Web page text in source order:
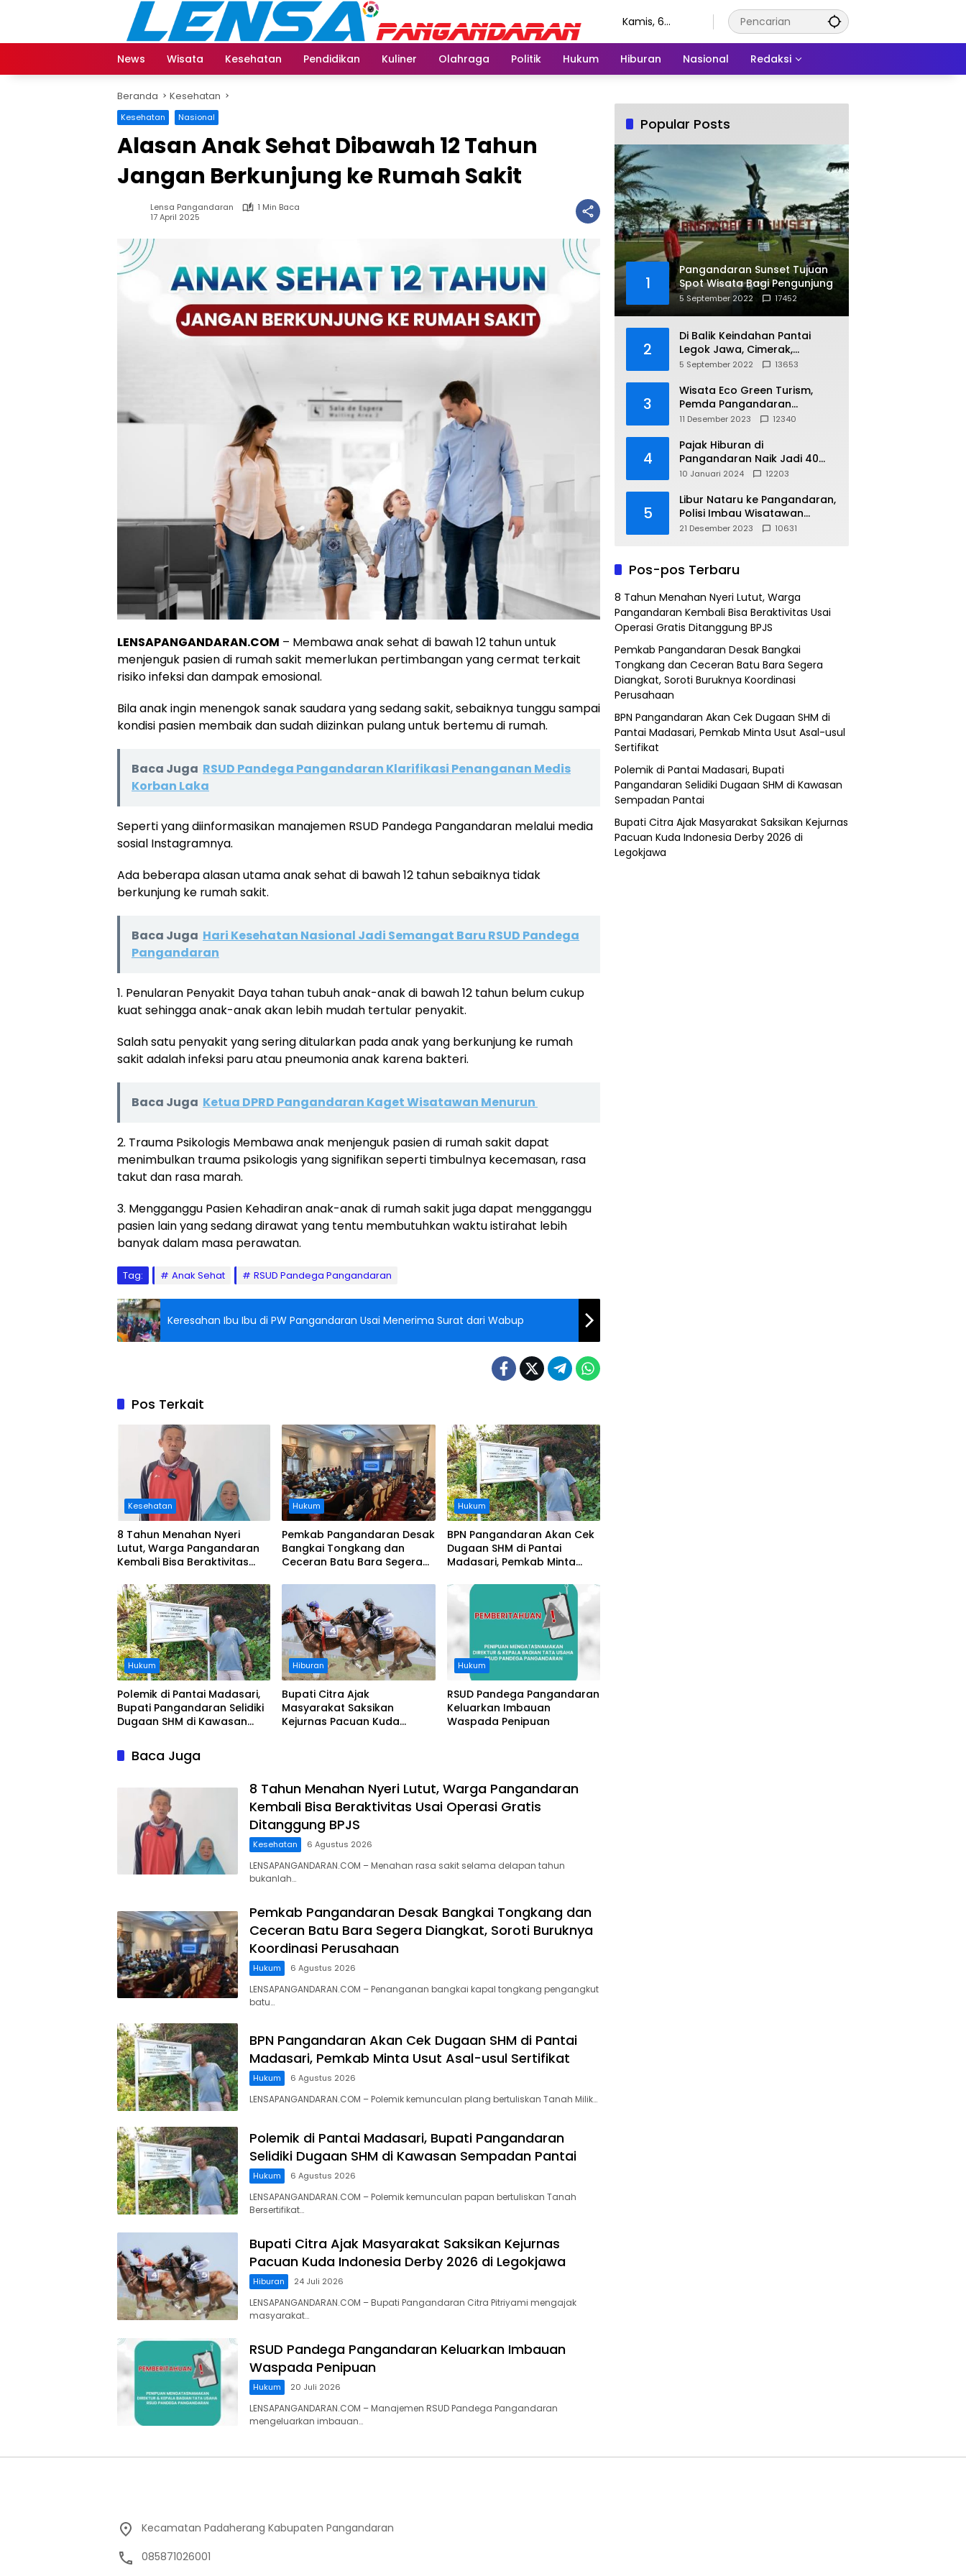
Kamis, 6
News
Wisata Kesehatan Pendidikan Kuliner Olahraga Politik Hukum Hiburan Nasional Redaksi
Beranda Kesehatan
Kesehatan Nasional
Alasan Anak Sehat Dibawah 12 Tahun
Jangan Berkunjung ke Rumah Sakit
Lensa Pangandaran
1 Min Baca
17 April 2025
LENSAPANGANDARAN.COM – Membawa anak sehat di bawah 12 tahun untuk
menjenguk pasien di rumah sakit memerlukan pertimbangan yang cermat terkait
risiko infeksi dan dampak emosional.
Bila anak ingin menengok sanak saudara yang sedang sakit, sebaiknya tunggu sampai
kondisi pasien membaik dan sudah diizinkan pulang untuk bertemu di rumah.
Baca Juga RSUD Pandega Pangandaran Klarifikasi Penanganan Medis
Korban Laka
Seperti yang diinformasikan manajemen RSUD Pandega Pangandaran melalui media
sosial Instagramnya.
Ada beberapa alasan utama anak sehat di bawah 12 tahun sebaiknya tidak
berkunjung ke rumah sakit.
Baca Juga Hari Kesehatan Nasional Jadi Semangat Baru RSUD Pandega
Pangandaran
1. Penularan Penyakit Daya tahan tubuh anak-anak di bawah 12 tahun belum cukup
kuat sehingga anak-anak akan lebih mudah tertular penyakit.
Salah satu penyakit yang sering ditularkan pada anak yang berkunjung ke rumah
sakit adalah infeksi paru atau pneumonia anak karena bakteri.
Baca Juga Ketua DPRD Pangandaran Kaget Wisatawan Menurun
2. Trauma Psikologis Membawa anak menjenguk pasien di rumah sakit dapat
menimbulkan trauma psikologis yang signifikan seperti timbulnya kecemasan, rasa
takut dan rasa marah.
3. Mengganggu Pasien Kehadiran anak-anak di rumah sakit juga dapat mengganggu
pasien lain yang sedang dirawat yang tentu membutuhkan waktu istirahat lebih
banyak dalam masa perawatan.
Tag: Anak Sehat RSUD Pandega Pangandaran
Keresahan Ibu Ibu di PW Pangandaran Usai Menerima Surat dari Wabup
Pos Terkait
Kesehatan
8 Tahun Menahan Nyeri
Lutut, Warga Pangandaran
Kembali Bisa Beraktivitas
Ditanggung BPJS
Hukum
Pemkab Pangandaran Desak
Bangkai Tongkang dan
Ceceran Batu Bara Segera
Koordinasi Perusahaan
Hukum
BPN Pangandaran Akan Cek
Dugaan SHM di Pantai
Madasari, Pemkab Minta
Hukum
Polemik di Pantai Madasari,
Bupati Pangandaran Selidiki
Dugaan SHM di Kawasan
Hiburan
Bupati Citra Ajak
Masyarakat Saksikan
Kejurnas Pacuan Kuda
Hukum
RSUD Pandega Pangandaran
Keluarkan Imbauan
Waspada Penipuan
Baca Juga
8 Tahun Menahan Nyeri Lutut, Warga Pangandaran
Kembali Bisa Beraktivitas Usai Operasi Gratis
Ditanggung BPJS
Kesehatan 6 Agustus 2026
LENSAPANGANDARAN.COM – Menahan rasa sakit selama delapan tahun
bukanlah…
Pemkab Pangandaran Desak Bangkai Tongkang dan
Ceceran Batu Bara Segera Diangkat, Soroti Buruknya
Koordinasi Perusahaan
Hukum 6 Agustus 2026
LENSAPANGANDARAN.COM – Penanganan bangkai kapal tongkang pengangkut
batu…
BPN Pangandaran Akan Cek Dugaan SHM di Pantai
Madasari, Pemkab Minta Usut Asal-usul Sertifikat
Hukum 6 Agustus 2026
LENSAPANGANDARAN.COM – ‎Polemik kemunculan plang bertuliskan Tanah Milik…
Polemik di Pantai Madasari, Bupati Pangandaran
Selidiki Dugaan SHM di Kawasan Sempadan Pantai
Hukum 6 Agustus 2026
LENSAPANGANDARAN.COM – Polemik kemunculan papan bertuliskan Tanah
Bersertifikat…
Bupati Citra Ajak Masyarakat Saksikan Kejurnas
Pacuan Kuda Indonesia Derby 2026 di Legokjawa
Hiburan 24 Juli 2026
LENSAPANGANDARAN.COM – Bupati Pangandaran Citra Pitriyami mengajak
masyarakat…
RSUD Pandega Pangandaran Keluarkan Imbauan
Waspada Penipuan
Hukum 20 Juli 2026
LENSAPANGANDARAN.COM – Manajemen RSUD Pandega Pangandaran
mengeluarkan imbauan…
Popular Posts
1
Pangandaran Sunset Tujuan
Spot Wisata Bagi Pengunjung
5 September 2022 17452
2
Di Balik Keindahan Pantai
Legok Jawa, Cimerak,
Pangandaran
5 September 2022 13653
3
Wisata Eco Green Turism,
Pemda Pangandaran
Gandeng PLN
11 Desember 2023 12340
4
Pajak Hiburan di
Pangandaran Naik Jadi 40
Persen
10 Januari 2024 12203
5
Libur Nataru ke Pangandaran,
Polisi Imbau Wisatawan
Gunakan Jalur Arteri
21 Desember 2023 10631
Pos-pos Terbaru
8 Tahun Menahan Nyeri Lutut, Warga
Pangandaran Kembali Bisa Beraktivitas Usai
Operasi Gratis Ditanggung BPJS
Pemkab Pangandaran Desak Bangkai
Tongkang dan Ceceran Batu Bara Segera
Diangkat, Soroti Buruknya Koordinasi
Perusahaan
BPN Pangandaran Akan Cek Dugaan SHM di
Pantai Madasari, Pemkab Minta Usut Asal-usul
Sertifikat
Polemik di Pantai Madasari, Bupati
Pangandaran Selidiki Dugaan SHM di Kawasan
Sempadan Pantai
Bupati Citra Ajak Masyarakat Saksikan Kejurnas
Pacuan Kuda Indonesia Derby 2026 di
Legokjawa
Kecamatan Padaherang Kabupaten Pangandaran
085871026001